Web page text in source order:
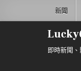
新聞
即時新聞